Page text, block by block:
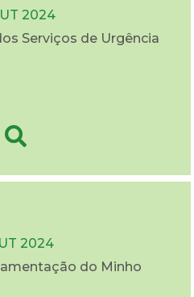
2024
Serviços de Urgência
2024
do Minho